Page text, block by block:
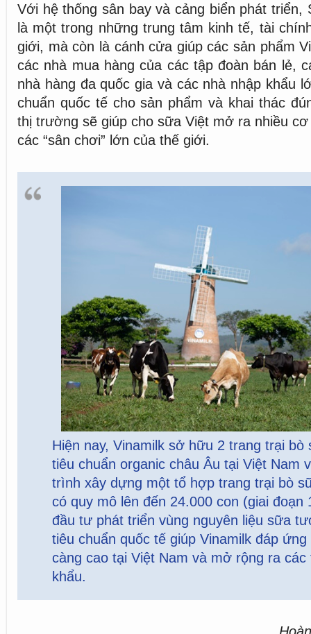
Với hệ thống sân bay và cảng biển phát triển,
là một trong những trung tâm kinh tế, tài
giới, mà còn là cánh cửa giúp các sản phẩm
các nhà mua hàng của các tập đoàn bán lẻ,
nhà hàng đa quốc gia và các nhà nhập khẩu
chuẩn quốc tế cho sản phẩm và khai thác
thị trường sẽ giúp cho sữa Việt mở ra nhiều
các “sân chơi” lớn của thế giới.
Hiện nay, Vinamilk sở hữu 2 trang trại
tiêu chuẩn organic châu Âu tại Việt Nam
trình xây dựng một tổ hợp trang trại bò
có quy mô lên đến 24.000 con (giai đoạn
đầu tư phát triển vùng nguyên liệu sữa
tiêu chuẩn quốc tế giúp Vinamilk đáp
càng cao tại Việt Nam và mở rộng ra
khẩu.